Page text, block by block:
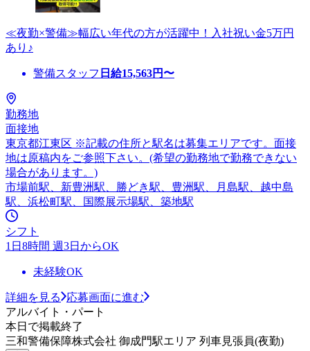
≪夜勤×警備≫幅広い年代の方が活躍中！入社祝い金5万円
あり♪
警備スタッフ 日給15,563円〜
勤務地
面接地
東京都江東区 ※記載の住所と駅名は募集エリアです。面接
地は原稿内をご参照下さい。(希望の勤務地で勤務できない
場合があります。)
市場前駅、新豊洲駅、勝どき駅、豊洲駅、月島駅、越中島
駅、浜松町駅、国際展示場駅、築地駅
シフト
1日8時間 週3日からOK
未経験OK
詳細を見る
応募画面に進む
アルバイト・パート
本日で掲載終了
三和警備保障株式会社 御成門駅エリア 列車見張員(夜勤)